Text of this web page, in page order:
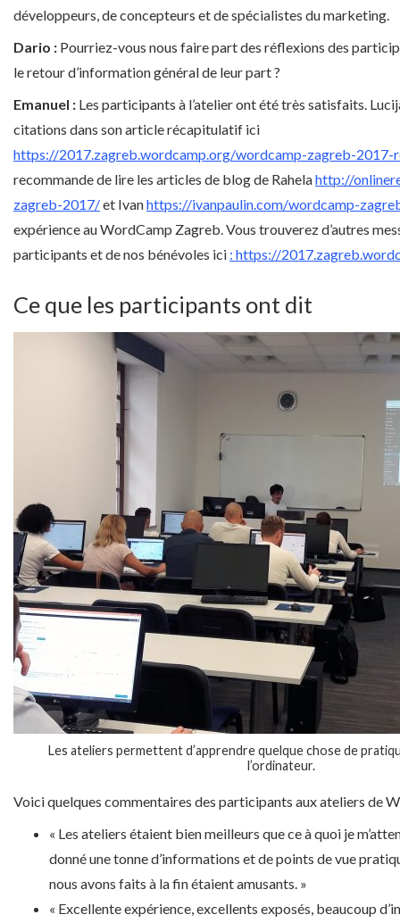
développeurs, de concepteurs et de spécialistes du marketing.
Dario : Pourriez-vous nous faire part des réflexions des
le retour d’information général de leur part ?
Emanuel : Les participants à l’atelier ont été très satisfaits.
citations dans son article récapitulatif ici
https://2017.zagreb.wordcamp.org/wordcamp-zagreb-2017-
recommande de lire les articles de blog de Rahelahttp://
zagreb-2017/et Ivanhttps://ivanpaulin.com/wordcamp-
expérience au WordCamp Zagreb. Vous trouverez d’autres
participants et de nos bénévoles ici : https://
Ce que les participants ont dit
Les ateliers permettent d’apprendre quelque chose de
l’ordinateur.
Voici quelques commentaires des participants aux ateliers de
« Les ateliers étaient bien meilleurs que ce à quoi je
donné une tonne d’informations et de points de vue
nous avons faits à la fin étaient amusants. »
« Excellente expérience, excellents exposés, beaucoup